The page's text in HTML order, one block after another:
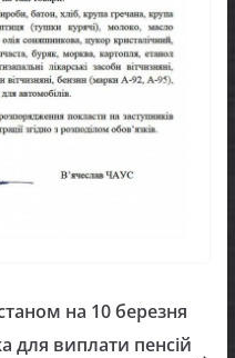
на 10 березня
для виплати пенсій